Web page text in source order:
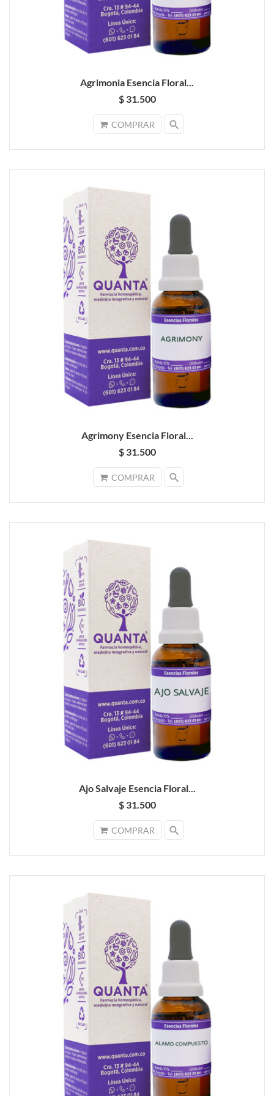
Agrimonia Esencia Floral...
$ 31.500
COMPRAR search
Agrimony Esencia Floral...
$ 31.500
COMPRAR search
Ajo Salvaje Esencia Floral...
$ 31.500
COMPRAR search